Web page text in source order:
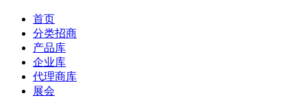
首页
分类招商
产品库
企业库
代理商库
展会